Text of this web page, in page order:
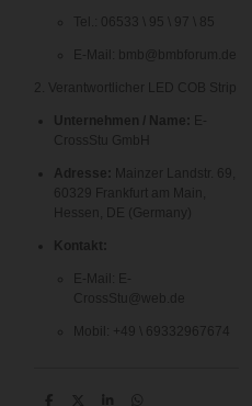
Tel.: 06533 \ 95 \ 97 \ 85
bmb@bmbforum.de
2. Verantwortlicher LED COB Strip
Unternehmen / Name:
CrossStu GmbH
Adresse: Mainzer Landstr. 69
60329
Hessen, DE (Germany)
Kontakt:
CrossStu@web.de
Mobil: +49 \ 69332967674